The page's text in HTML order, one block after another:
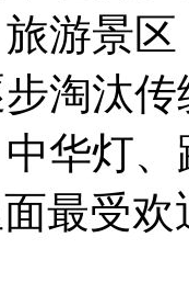
游景
淘汰
华灯
最受